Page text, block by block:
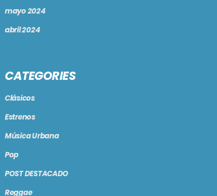
mayo 2024
abril 2024
CATEGORIES
Clásicos
Estrenos
Música Urbana
Pop
POST DESTACADO
Reggae